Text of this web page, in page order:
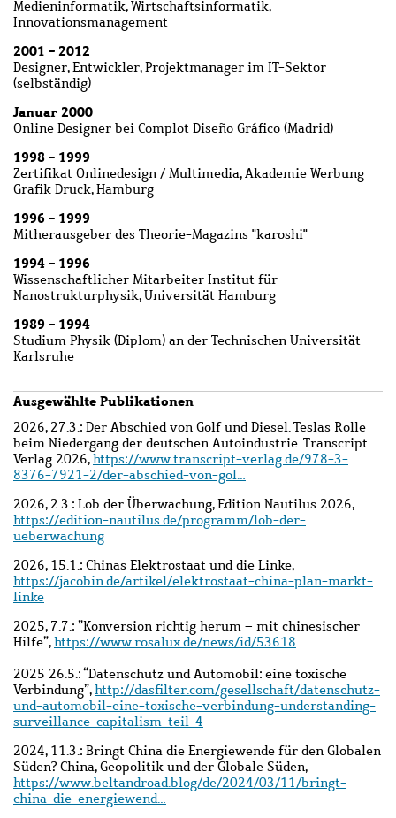
Medieninformatik, Wirtschaftsinformatik,
Innovationsmanagement
2001 - 2012
Designer, Entwickler, Projektmanager im IT-Sektor
(selbständig)
Januar 2000
Online Designer bei Complot Diseño Gráfico (Madrid)
1998 - 1999
Zertifikat Onlinedesign / Multimedia, Akademie Werbung
Grafik Druck, Hamburg
1996 - 1999
Mitherausgeber des Theorie-Magazins "karoshi"
1994 - 1996
Wissenschaftlicher Mitarbeiter Institut für
Nanostrukturphysik, Universität Hamburg
1989 - 1994
Studium Physik (Diplom) an der Technischen Universität
Karlsruhe
Ausgewählte Publikationen
2026, 27.3.: Der Abschied von Golf und Diesel. Teslas Rolle
beim Niedergang der deutschen Autoindustrie. Transcript
Verlag 2026,https://www.transcript-verlag.de/978-3-
8376-7921-2/der-abschied-von-gol…
2026, 2.3.: Lob der Überwachung, Edition Nautilus 2026,
https://edition-nautilus.de/programm/lob-der-
ueberwachung
2026, 15.1.: Chinas Elektrostaat und die Linke,
https://jacobin.de/artikel/elektrostaat-china-plan-markt-
linke
2025, 7.7.: ”Konversion richtig herum – mit chinesischer
Hilfe”,https://www.rosalux.de/news/id/53618
2025 26.5.: “Datenschutz und Automobil: eine toxische
Verbindung”,http://dasfilter.com/gesellschaft/datenschutz-
und-automobil-eine-toxische-verbindung-understanding-
surveillance-capitalism-teil-4
2024, 11.3.: Bringt China die Energiewende für den Globalen
Süden? China, Geopolitik und der Globale Süden,
https://www.beltandroad.blog/de/2024/03/11/bringt-
china-die-energiewend…